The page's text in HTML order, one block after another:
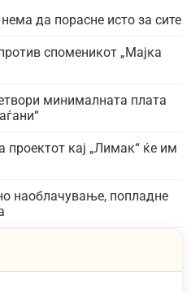
да порасне исто за сите
споменикот „Мајка
минималната плата
проектот кај „Лимак“ ќе им
наоблачување, попладне